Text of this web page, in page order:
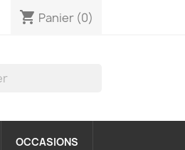
shopping_cart Panier (0)
OCCASIONS